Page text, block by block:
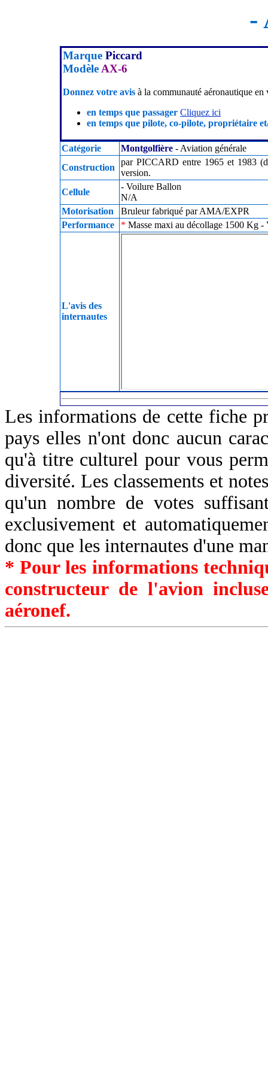
-
Marque Piccard
Modèle AX-6
Donnez votre avis à la communauté aéronautique en
en temps que passager Cliquez ici
en temps que pilote, co-pilote, propriétaire
Catégorie Montgolfière - Aviation générale
Construction
par PICCARD entre 1965 et 1983
version.
Cellule
- Voilure Ballon
N/A
Motorisation
Bruleur fabriqué par AMA/EXPR
Performance
* Masse maxi au décollage 1500 Kg
L'avis des
internautes
Les informations de cette fiche
pays elles n'ont donc aucun
qu'à titre culturel pour vous
diversité. Les classements et
qu'un nombre de votes
exclusivement et
donc que les internautes d'une
* Pour les informations
constructeur de l'avion
aéronef.